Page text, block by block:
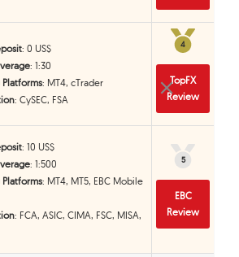
: 0 US$
: 1:30
: MT4, cTrader
: CySEC, FSA
4
4
TopFX
Review
: 10 US$
: 1:500
: MT4, MT5, EBC Mobile
: FCA, ASIC, CIMA, FSC, MISA,
5
5
EBC
Review